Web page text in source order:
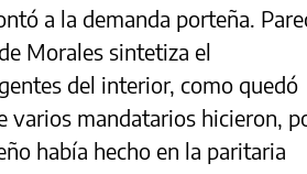
a la demanda porteña.
Morales sintetiza el
del interior, como quedó
varios mandatarios hicieron,
había hecho en la paritaria